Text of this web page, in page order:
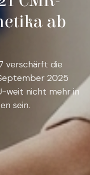
ab
verschärft die
2025
weit nicht mehr in
sein.